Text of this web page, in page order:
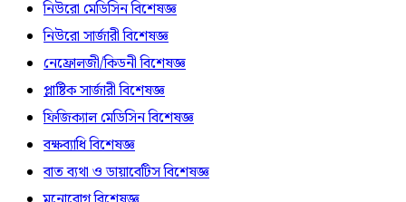
নিউরো মেডিসিন বিশেষজ্ঞ
নিউরো সার্জারী বিশেষজ্ঞ
নেফ্রোলজী/কিডনী বিশেষজ্ঞ
প্লাষ্টিক সার্জারী বিশেষজ্ঞ
ফিজিক্যাল মেডিসিন বিশেষজ্ঞ
বক্ষব্যাধি বিশেষজ্ঞ
বাত ব্যথা ও ডায়াবেটিস বিশেষজ্ঞ